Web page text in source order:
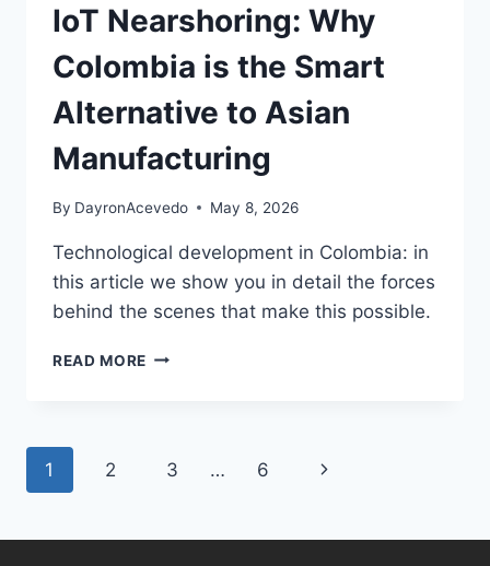
IoT Nearshoring: Why
Colombia is the Smart
Alternative to Asian
Manufacturing
By DayronAcevedo May 8, 2026
Technological development in Colombia: in
this article we show you in detail the forces
behind the scenes that make this possible.
READ MORE
1 2 3 … 6